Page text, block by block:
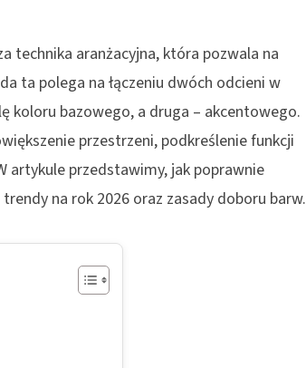
technika aranżacyjna, która pozwala na
ta polega na łączeniu dwóch odcieni w
koloru bazowego, a druga – akcentowego.
przestrzeni, podkreślenie funkcji
artykule przedstawimy, jak poprawnie
na rok 2026 oraz zasady doboru barw.